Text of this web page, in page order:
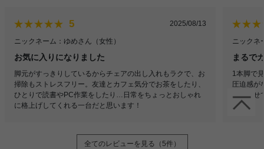
5 2025/08/13
ニックネーム：ゆめさん （女性）
お気に入りになりました
脚元がすっきりしているからチェアの出し入れもラクで、お
掃除もストレスフリー。友達とカフェ気分でお茶をしたり、
ひとりで読書やPC作業をしたり…日常をちょっとおしゃれ
に格上げしてくれる一台だと思います！
ニックネ
まるで
1本脚で
圧迫感が
み合わせ
全てのレビューを見る（5件）